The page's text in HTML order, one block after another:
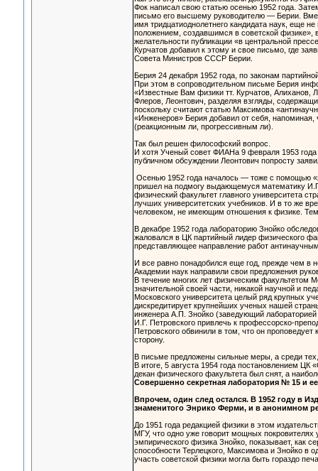
Фок написал свою статью осенью 1952 года.
письмо его высшему руководителю — Берии.
имя тридцатиоднолетнего кандидата наук, еще
положением, создавшимся в советской физике»,
желательности публикации «в центральной
Курчатов добавил к этому и свое письмо, где
Совета Министров СССР Берии.
Берия 24 декабря 1952 года, по законам
При этом в сопроводительном письме Берия
«Известные Вам физики тт. Курчатов,
Флеров, Леонтович, разделяя взгляды,
поскольку считают статью Максимова
«Инженеров» Берия добавил от себя,
(реакционным ли, прогрессивным ли).
Так был решен философский вопрос.
И хотя Ученый совет ФИАНа 9 февраля 1953
публичном обсуждении Леонтович попросту
Осенью 1952 года началось — тоже с помощью
пришел на подмогу выдающемуся математику
физический факультет главного университета
лучших университетских учебников. И в то же
человеком, не имеющим отношения к физике.
В декабре 1952 года лабораторию Знойко
жаловался в ЦК партийный лидер физического
представляющее направление работ
И все равно понадобился еще год, прежде чем в
Академии наук направили свои предложения
В течение многих лет физическим факультетом
значительной своей части, никакой научной и
Московского университета целый ряд крупных
дискредитирует крупнейших ученых нашей
инженера А.П. Знойко (заведующий
И.Г. Петровского привлечь к профессорско-
Петровского обвинили в том, что он
сторону.
В письме предложены сильные меры, а среди
В итоге, 5 августа 1954 года постановлением
декан физического факультета был снят, а
Совершенно секретная лаборатория № 15 и
Впрочем, один след остался. В 1952 году в
знаменитого Энрико Ферми, и в анонимном
До 1951 года редакцией физики в этом
МГУ, что одно уже говорит мощных
эмпирического физика Знойко, показывает, как
способности Терлецкого, Максимова и Знойко в
участь советской физики могла быть гораздо